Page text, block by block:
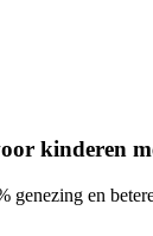
kinderen
genezing en